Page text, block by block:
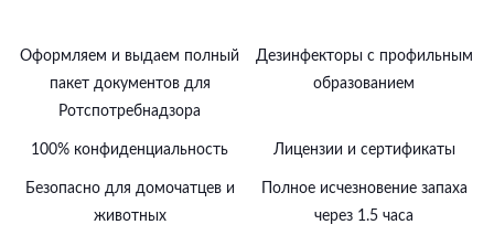
Оформляем и выдаем полный
пакет документов для
Ротспотребнадзора
Дезинфекторы с профильным
образованием
100% конфиденциальность Лицензии и сертификаты
Безопасно для домочатцев и
животных
Полное исчезновение запаха
через 1.5 часа